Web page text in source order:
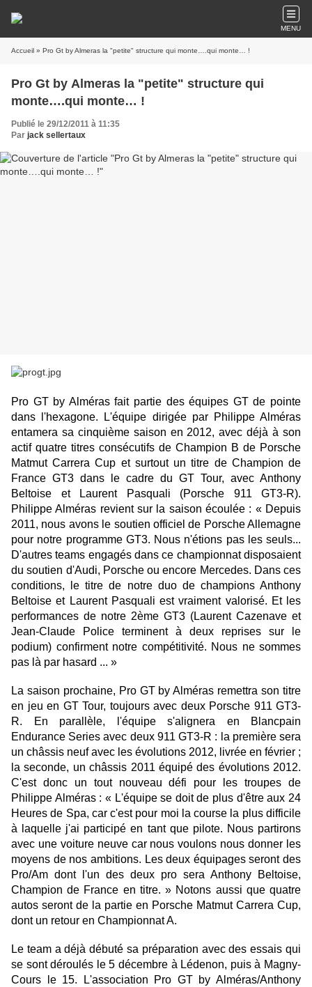
MENU
Accueil » Pro Gt by Almeras la "petite" structure qui monte….qui monte… !
Pro Gt by Almeras la "petite" structure qui
monte….qui monte… !
Publié le 29/12/2011 à 11:35
Par jack sellertaux
Pro GT by Alméras fait partie des équipes GT de pointe
dans l'hexagone. L'équipe dirigée par Philippe Alméras
entamera sa cinquième saison en 2012, avec déjà à son
actif quatre titres consécutifs de Champion B de Porsche
Matmut Carrera Cup et surtout un titre de Champion de
France GT3 dans le cadre du GT Tour, avec Anthony
Beltoise et Laurent Pasquali (Porsche 911 GT3-R).
Philippe Alméras revient sur la saison écoulée : « Depuis
2011, nous avons le soutien officiel de Porsche Allemagne
pour notre programme GT3. Nous n'étions pas les seuls...
D'autres teams engagés dans ce championnat disposaient
du soutien d'Audi, Porsche ou encore Mercedes. Dans ces
conditions, le titre de notre duo de champions Anthony
Beltoise et Laurent Pasquali est vraiment valorisé. Et les
performances de notre 2ème GT3 (Laurent Cazenave et
Jean-Claude Police terminent à deux reprises sur le
podium) confirment notre compétitivité. Nous ne sommes
pas là par hasard ... »
La saison prochaine, Pro GT by Alméras remettra son titre
en jeu en GT Tour, toujours avec deux Porsche 911 GT3-
R. En parallèle, l'équipe s'alignera en Blancpain
Endurance Series avec deux 911 GT3-R : la première sera
un châssis neuf avec les évolutions 2012, livrée en février ;
la seconde, un châssis 2011 équipé des évolutions 2012.
C'est donc un tout nouveau défi pour les troupes de
Philippe Alméras : « L'équipe se doit de plus d'être aux 24
Heures de Spa, car c'est pour moi la course la plus difficile
à laquelle j'ai participé en tant que pilote. Nous partirons
avec une voiture neuve car nous voulons nous donner les
moyens de nos ambitions. Les deux équipages seront des
Pro/Am dont l'un des deux pro sera Anthony Beltoise,
Champion de France en titre. » Notons aussi que quatre
autos seront de la partie en Porsche Matmut Carrera Cup,
dont un retour en Championnat A.
Le team a déjà débuté sa préparation avec des essais qui
se sont déroulés le 5 décembre à Lédenon, puis à Magny-
Cours le 15. L'association Pro GT by Alméras/Anthony